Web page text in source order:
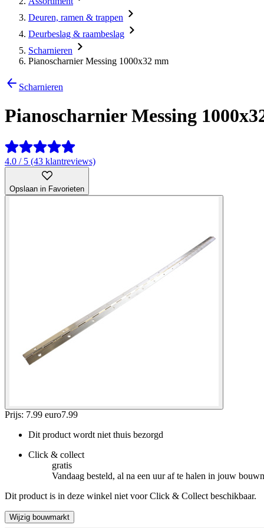
Deuren, ramen & trappen
Deurbeslag & raambeslag
Scharnieren
Pianoscharnier Messing 1000x32 mm
Scharnieren
Pianoscharnier Messing
4.0 / 5 (43 klantreviews)
Opslaan in Favorieten
Prijs: 7.99 euro7.99
Dit product wordt niet thuis bezorgd
Click & collect
gratis
Vandaag besteld, al na een uur af te halen in jouw
Dit product is in deze winkel niet voor Click & Collect beschikbaar.
Wijzig bouwmarkt